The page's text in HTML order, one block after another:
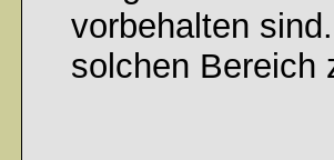
vorbehalten
solchen Bereich